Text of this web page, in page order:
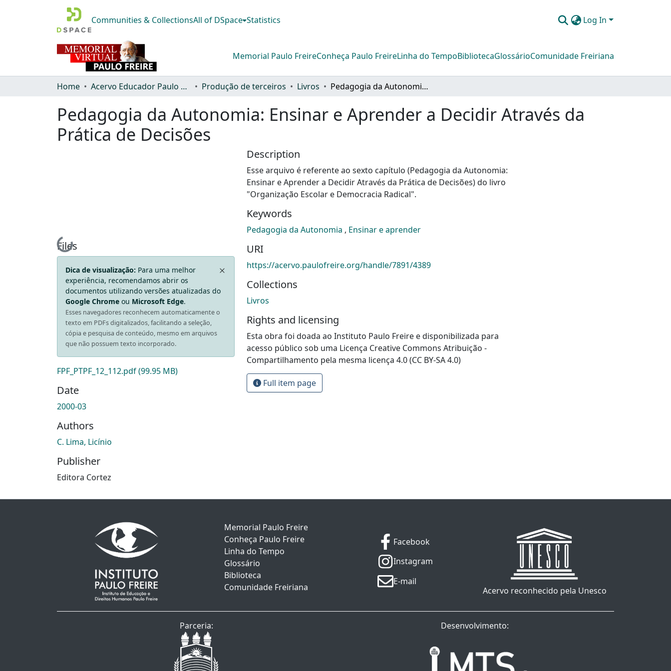
Communities & CollectionsAll of DSpace Statistics Log In
Memorial Paulo FreireConheça Paulo FreireLinha do TempoBibliotecaGlossárioComunidade Freiriana
Home Acervo Educador Paulo Freire Produção de terceiros Livros Pedagogia da Autonomia: Ensinar e Aprender a Decidir Através da Prática de Decisões
Pedagogia da Autonomia: Ensinar e Aprender a Decidir Através da
Prática de Decisões
Loading...
Files
Dica de visualização: Para uma melhor
experiência, recomendamos abrir os
documentos utilizando versões atualizadas do
Google Chrome ou Microsoft Edge.
Esses navegadores reconhecem automaticamente o
texto em PDFs digitalizados, facilitando a seleção,
cópia e pesquisa de conteúdo, mesmo em arquivos
que não possuem texto incorporado.
FPF_PTPF_12_112.pdf(99.95 MB)
Date
2000-03
Authors
C. Lima, Licínio
Publisher
Editora Cortez
Description
Esse arquivo é referente ao sexto capítulo (Pedagogia da Autonomia:
Ensinar e Aprender a Decidir Através da Prática de Decisões) do livro
"Organização Escolar e Democracia Radical".
Keywords
Pedagogia da Autonomia , Ensinar e aprender
URI
https://acervo.paulofreire.org/handle/7891/4389
Collections
Livros
Rights and licensing
Esta obra foi doada ao Instituto Paulo Freire e disponibilizada para
acesso público sob uma Licença Creative Commons Atribuição -
Compartilhamento pela mesma licença 4.0 (CC BY-SA 4.0)
Full item page
Memorial Paulo Freire
Conheça Paulo Freire
Linha do Tempo
Glossário
Biblioteca
Comunidade Freiriana
Facebook
Instagram
E-mail
Acervo reconhecido pela Unesco
Parceria: Desenvolvimento: